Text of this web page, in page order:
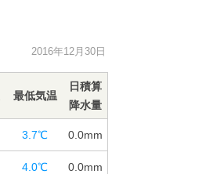
2016年12月30日
最低気温
日積算
降水量
3.7℃ 0.0mm
4.0℃ 0.0mm